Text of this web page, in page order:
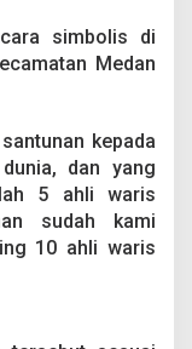
simbolis di
Medan
kepada
dan yang
5 ahli waris
sudah kami
10 ahli waris